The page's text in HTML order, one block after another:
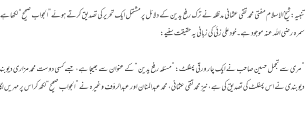
تنبیہ:شیخ الاسلام مفتی محمد تقی عثمانی مدظلہ نے ترک رفع یدین کے دلائل پر مشتمل ایک تحریر کی تصدیق کرتے ہوئے”الجواب صحیح“
سمرہ رضی اللہ عنہ موجود ہے۔خود علی زئی کی زبانی یہ حقیقت سنیے:
”مری سے تجمل حسین صاحب نے ایک چار ورقی پمفلٹ: ”مسئلہ رفع یدین “کے عنوان سے بھیجا ہے، جسے کسی دوست محمد مزاری دیوبندی
دیوبندی نے اس پمفلٹ کی تصدیق کی ہے،نیز محمد تقی عثمانی، محمد عبدالمنان اور عبدالرؤف وغیرہ نے ”الجواب صحیح“لکھ کر اس پر مہریں